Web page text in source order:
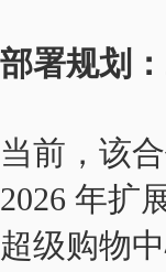
部署规划
当前，该
2026 年扩
超级购物